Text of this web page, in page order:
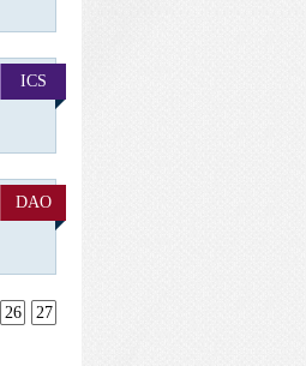
ICS
DAO
26
27